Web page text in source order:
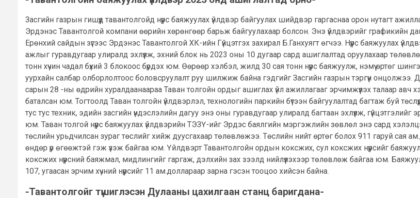
Засгийн газрын гишүүд тавантолгойд нүүрс баяжуулах үйлдвэр байгуулах шийдвэр гаргаснаа орон нутагт
Эрдэнэс Тавантолгой компани өөрийн хөрөнгөөр барьж байгуулахаар болсон. Энэ үйлдвэрийг графикийн
Ерөнхий сайдын зүгээс Эрдэнэс Тавантолгой ХК-ийн Гүйцэтгэх захирал Б.Ганхуягт өгчээ. Нүүрс баяжуулах
ажлыг гуравдугаар улиралд эхлүүлж, эхний блок нь 2023 оны 10 дугаар сард ашиглалтад оруулахаар
тонн хүчин чадал бүхий 3 блокоос бүрдэх юм. Өөрөөр хэлбэл, жилд 30 сая тонн нүүрс баяжуулж, нэмүү өртөг
уурхайн салбар олборлолтоос боловсруулалт руу шилжиж байна гэдгийг Засгийн газрын тэргүүн
сарын 28 -ны өдрийн хуралдаанаараа Таван толгойн ордыг ашиглах үйл ажиллагааг эрчимжүүлэх талаар авч
баталсан юм. Тогтоолд Таван толгойн үйлдвэрлэл, технологийн паркийн бүтээн байгуулалтад багтаж буй
тус тус техник, эдийн засгийн үндэслэлийн дагуу энэ оны гуравдугаар улиралд багтаан эхлүүлж, гүйцэтгэлийг
юм. Таван толгой нүүрс баяжуулах үйлдвэрийн ТЭЗҮ-ийг Эрдэс баялгийн мэргэжлийн зөвлөл энэ сард
төслийн урьдчилсан зураг төслийг хийж дуусгахаар төлөвлөжээ. Төслийн нийт өртөг болох 911 гаруй сая
өндөр үр өгөөжтэй гэж үзэж байгаа юм. Үйлдвэрт Тавантолгойн ордын коксжих, сул коксжих нүүрсийг
коксжих нүүрсний баяжмал, мидлингийг гаргаж, дэлхийн зах зээлд нийлүүлэхээр төлөвлөж байгаа юм.
107, угаасан эрчим хүчний нүүрсийг 11 ам.доллараар зарна гэсэн тооцоо хийсэн байна.
-Тавантолгойг түшиглэсэн Дулааны цахилгаан станц баригдана-